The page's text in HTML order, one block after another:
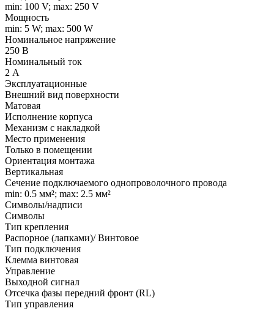
min: 100 V; max: 250 V
Мощность
min: 5 W; max: 500 W
Номинальное напряжение
250 В
Номинальный ток
2 А
Эксплуатационные
Внешний вид поверхности
Матовая
Исполнение корпуса
Механизм с накладкой
Место применения
Только в помещении
Ориентация монтажа
Вертикальная
Сечение подключаемого однопроволочного провода
min: 0.5 мм²; max: 2.5 мм²
Символы/надписи
Cимволы
Тип крепления
Распорное (лапками)/ Винтовое
Тип подключения
Клемма винтовая
Управление
Выходной сигнал
Отсечка фазы передний фронт (RL)
Тип управления